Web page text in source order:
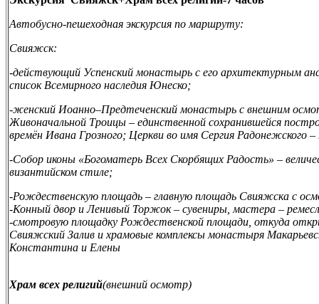
Автобусно-пешеходная экскурсия по маршруту:
Свияжск:
-действующий Успенский монастырь с его архитектурным
список Всемирного наследия Юнеско;
-женский Иоанно–Предтеченский монастырь с внешним
Живоначальной Троицы – единственной сохранившейся
времён Ивана Грозного; Церкви во имя Сергия Радонежского
-Собор иконы «Богоматерь Всех Скорбящих Радость» –
византийском стиле;
-Рождественскую площадь – главную площадь Свияжска с
-Конный двор и Ленивый Торжок – сувениры, мастера –
-смотровую площадку Рождественской площади, откуда
Свияжский Залив и храмовые комплексы монастыря
Константина и Елены
Храм всех религий(внешний осмотр)